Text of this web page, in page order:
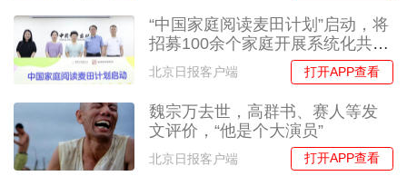
“中国家庭阅读麦田计划”启动，将
招募100余个家庭开展系统化共读
实践
北京日报客户端 打开APP查看
魏宗万去世，高群书、赛人等发
文评价，“他是个大演员”
北京日报客户端 打开APP查看